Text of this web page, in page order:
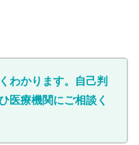
わかります。自己判
医療機関にご相談く